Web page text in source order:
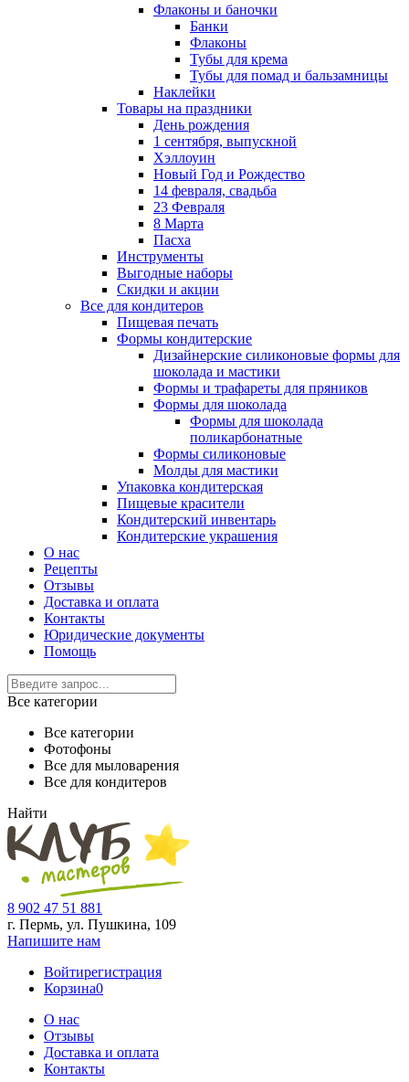
Флаконы и баночки
Банки
Флаконы
Тубы для крема
Тубы для помад и бальзамницы
Наклейки
Товары на праздники
День рождения
1 сентября, выпускной
Хэллоуин
Новый Год и Рождество
14 февраля, свадьба
23 Февраля
8 Марта
Пасха
Инструменты
Выгодные наборы
Скидки и акции
Все для кондитеров
Пищевая печать
Формы кондитерские
Дизайнерские силиконовые формы для
шоколада и мастики
Формы и трафареты для пряников
Формы для шоколада
Формы для шоколада
поликарбонатные
Формы силиконовые
Молды для мастики
Упаковка кондитерская
Пищевые красители
Кондитерский инвентарь
Кондитерские украшения
О нас
Рецепты
Отзывы
Доставка и оплата
Контакты
Юридические документы
Помощь
Все категории
Все категории
Фотофоны
Все для мыловарения
Все для кондитеров
Найти
8 902 47 51 881
г. Пермь, ул. Пушкина, 109
Напишите нам
Войтирегистрация
Корзина0
О нас
Отзывы
Доставка и оплата
Контакты